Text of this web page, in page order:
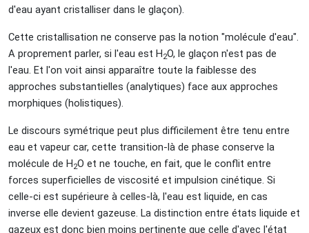
d'eau ayant cristalliser dans le glaçon).
Cette cristallisation ne conserve pas la notion "molécule d'eau".
A proprement parler, si l'eau est H2O, le glaçon n'est pas de
l'eau. Et l'on voit ainsi apparaître toute la faiblesse des
approches substantielles (analytiques) face aux approches
morphiques (holistiques).
Le discours symétrique peut plus difficilement être tenu entre
eau et vapeur car, cette transition-là de phase conserve la
molécule de H2O et ne touche, en fait, que le conflit entre
forces superficielles de viscosité et impulsion cinétique. Si
celle-ci est supérieure à celles-là, l'eau est liquide, en cas
inverse elle devient gazeuse. La distinction entre états liquide et
gazeux est donc bien moins pertinente que celle d'avec l'état